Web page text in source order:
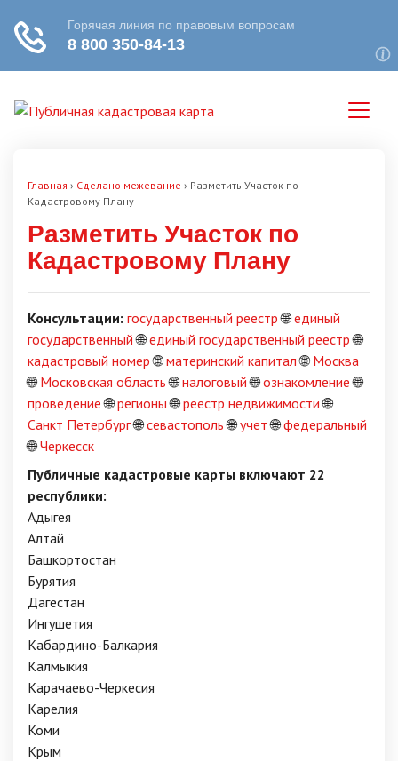
Главная › Сделано межевание › Разметить Участок по
Кадастровому Плану
Разметить Участок по
Кадастровому Плану
Консультации: государственный реестр🌐единый
государственный🌐единый государственный реестр🌐
кадастровый номер🌐материнский капитал🌐Москва
🌐Московская область🌐налоговый🌐ознакомление🌐
проведение🌐регионы🌐реестр недвижимости🌐
Санкт Петербург🌐севастополь🌐учет🌐федеральный
🌐Черкесск
Публичные кадастровые карты включают 22
республики:
Адыгея
Алтай
Башкортостан
Бурятия
Дагестан
Ингушетия
Кабардино-Балкария
Калмыкия
Карачаево-Черкесия
Карелия
Коми
Крым